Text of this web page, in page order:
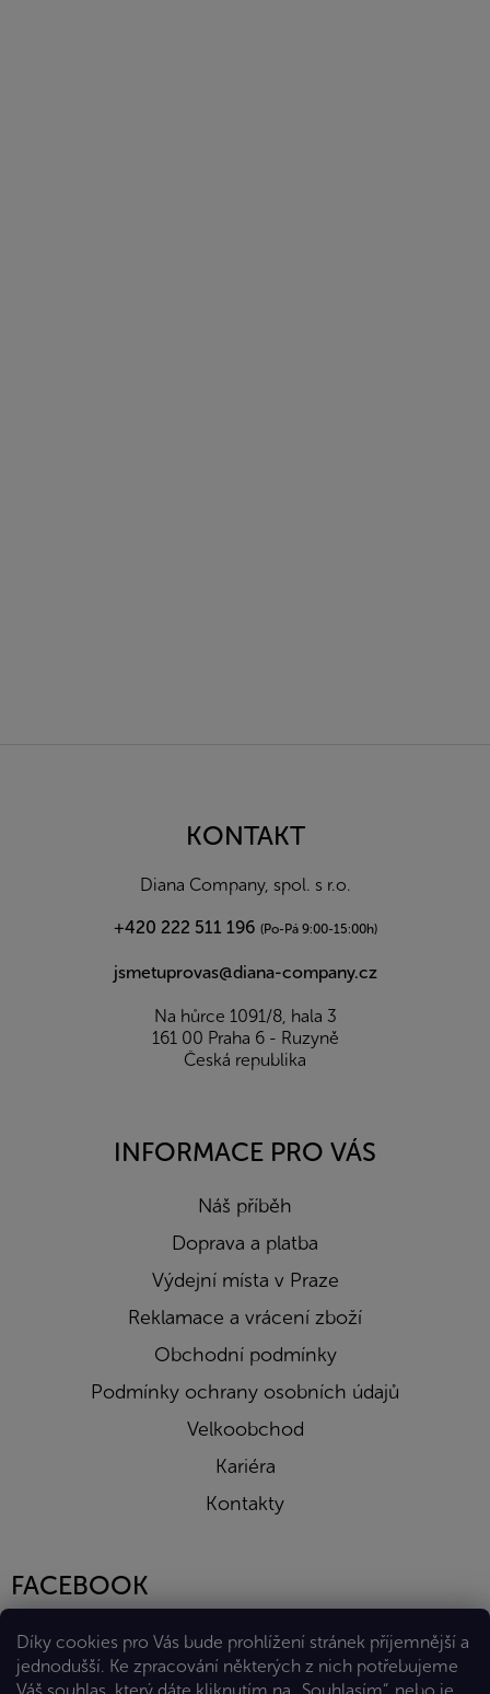
Díky cookies pro Vás bude prohlížení stránek příjemnější a
jednodušší. Ke zpracování některých z nich potřebujeme
KONTAKT
Diana Company, spol. s r.o.
+420 222 511 196 (Po-Pá 9:00-15:00h)
jsmetuprovas@diana-company.cz
Na hůrce 1091/8, hala 3
161 00 Praha 6 - Ruzyně
Česká republika
INFORMACE PRO VÁS
Náš příběh
Doprava a platba
Výdejní místa v Praze
Reklamace a vrácení zboží
Obchodní podmínky
Podmínky ochrany osobních údajů
Velkoobchod
Kariéra
Kontakty
FACEBOOK